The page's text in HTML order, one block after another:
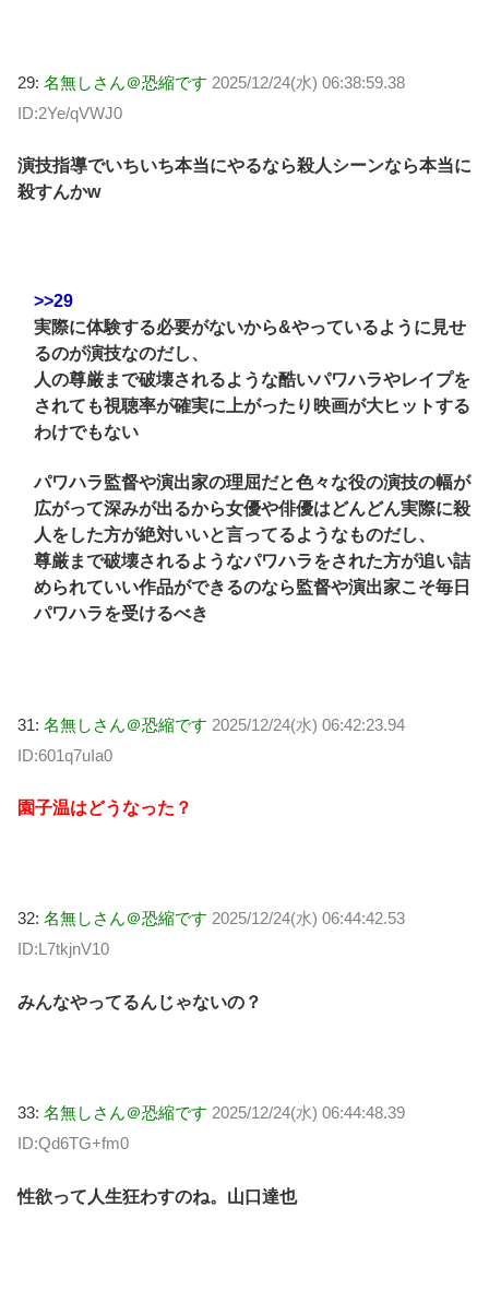
29: 名無しさん＠恐縮です 2025/12/24(水) 06:38:59.38
ID:2Ye/qVWJ0
演技指導でいちいち本当にやるなら殺人シーンなら本当に
殺すんかw
>>29
実際に体験する必要がないから&やっているように見せ
るのが演技なのだし、
人の尊厳まで破壊されるような酷いパワハラやレイプを
されても視聴率が確実に上がったり映画が大ヒットする
わけでもない
パワハラ監督や演出家の理屈だと色々な役の演技の幅が
広がって深みが出るから女優や俳優はどんどん実際に殺
人をした方が絶対いいと言ってるようなものだし、
尊厳まで破壊されるようなパワハラをされた方が追い詰
められていい作品ができるのなら監督や演出家こそ毎日
パワハラを受けるべき
31: 名無しさん＠恐縮です 2025/12/24(水) 06:42:23.94
ID:601q7uIa0
園子温はどうなった？
32: 名無しさん＠恐縮です 2025/12/24(水) 06:44:42.53
ID:L7tkjnV10
みんなやってるんじゃないの？
33: 名無しさん＠恐縮です 2025/12/24(水) 06:44:48.39
ID:Qd6TG+fm0
性欲って人生狂わすのね。山口達也